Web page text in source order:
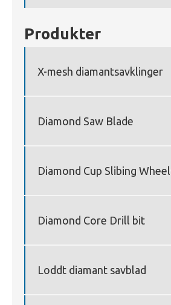
Produkter
X-mesh diamantsavklinger
Diamond Saw Blade
Diamond Cup Slibing
Diamond Core Drill bit
Loddt diamant savblad